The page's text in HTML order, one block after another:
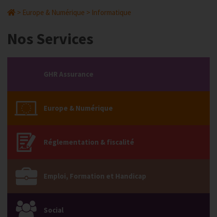
> Europe & Numérique > Informatique
Nos Services
GHR Assurance
Europe & Numérique
Réglementation & fiscalité
Emploi, Formation et Handicap
Social